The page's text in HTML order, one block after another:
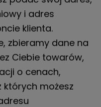
i adres
klienta.
zbieramy dane na
Ciebie towarów,
o cenach,
których możesz